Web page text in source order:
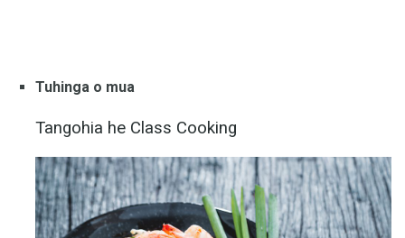
Tuhinga o mua
Tangohia he Class Cooking